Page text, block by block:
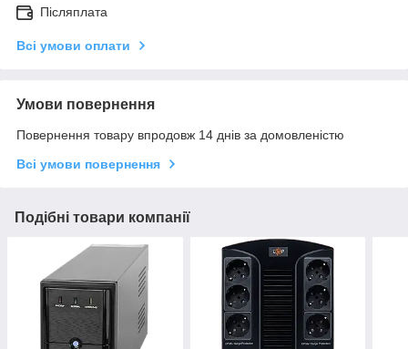
Післяплата
Всі умови оплати
Умови повернення
Повернення товару впродовж 14 днів за домовленістю
Всі умови повернення
Подібні товари компанії